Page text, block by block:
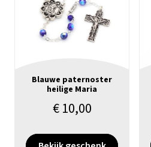
Blauwe paternoster
heilige Maria
€10,00